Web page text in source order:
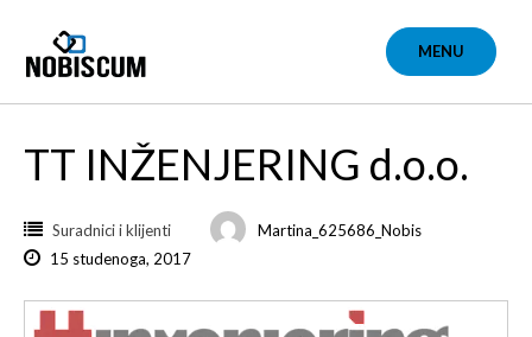
content
MENU
TT INŽENJERING d.o.o.
Suradnici i klijenti
Martina_625686_Nobis
15 studenoga, 2017